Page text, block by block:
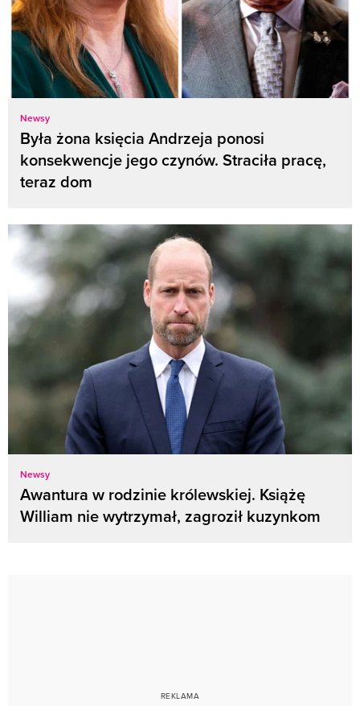
Newsy
Była żona księcia Andrzeja ponosi
konsekwencje jego czynów. Straciła pracę,
teraz dom
Newsy
Awantura w rodzinie królewskiej. Książę
William nie wytrzymał, zagroził kuzynkom